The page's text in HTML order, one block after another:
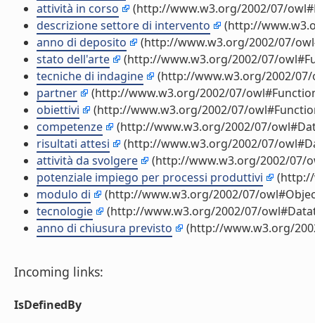
attività in corso
(http://www.w3.org/2002/07/
descrizione settore di intervento
(http://
anno di deposito
(http://www.w3.org/2002/07/
stato dell'arte
(http://www.w3.org/2002/07/
tecniche di indagine
(http://www.w3.org/2002/
partner
(http://www.w3.org/2002/07/
obiettivi
(http://www.w3.org/2002/07/
competenze
(http://www.w3.org/2002/07/
risultati attesi
(http://www.w3.org/2002/07/
attività da svolgere
(http://www.w3.org/2002/07/
potenziale impiego per processi produttivi
modulo di
(http://www.w3.org/2002/07/
tecnologie
(http://www.w3.org/2002/07/
anno di chiusura previsto
(http://www.w3.org/
Incoming links:
IsDefinedBy